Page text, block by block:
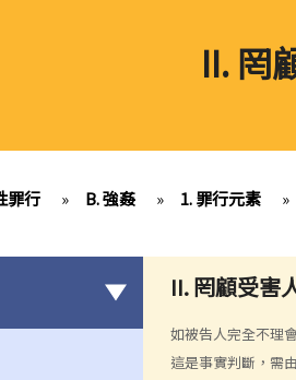
II. 罔
罪行 » B. 強姦 » 1. 罪行元素 »
II. 罔顧受害
如被告人完全不理
這是事實判斷，需